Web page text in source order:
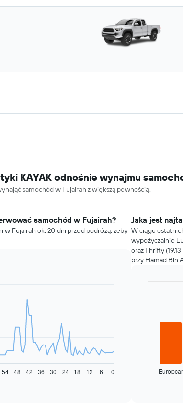
KAYAK odnośnie wynajmu
samochód w Fujairah z większą pewnością.
samochód w Fujairah?
w Fujairah ok. 20 dni przed podróżą, żeby
30 0
54 48 42 36 24 18 12 6
Jaka jest
W ciągu
wypożyczalnie
oraz Thrifty
przy Hamad Bin
pokazuje
czteryEuropcar